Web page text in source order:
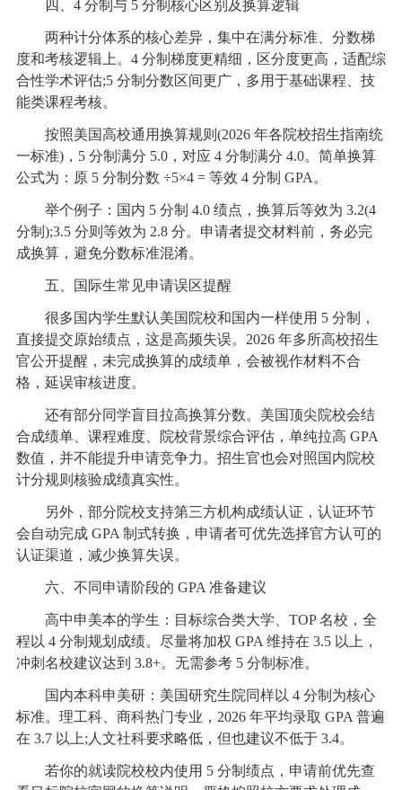
四、4 分制与 5 分制核心区别及换算逻辑
两种计分体系的核心差异，集中在满分标准、分数梯
度和考核逻辑上。4 分制梯度更精细，区分度更高，适配综
合性学术评估;5 分制分数区间更广，多用于基础课程、技
能类课程考核。
按照美国高校通用换算规则(2026 年各院校招生指南统
一标准)，5 分制满分 5.0，对应 4 分制满分 4.0。简单换算
公式为：原 5 分制分数 ÷5×4 = 等效 4 分制 GPA。
举个例子：国内 5 分制 4.0 绩点，换算后等效为 3.2(4
分制);3.5 分则等效为 2.8 分。申请者提交材料前，务必完
成换算，避免分数标准混淆。
五、国际生常见申请误区提醒
很多国内学生默认美国院校和国内一样使用 5 分制，
直接提交原始绩点，这是高频失误。2026 年多所高校招生
官公开提醒，未完成换算的成绩单，会被视作材料不合
格，延误审核进度。
还有部分同学盲目拉高换算分数。美国顶尖院校会结
合成绩单、课程难度、院校背景综合评估，单纯拉高 GPA
数值，并不能提升申请竞争力。招生官也会对照国内院校
计分规则核验成绩真实性。
另外，部分院校支持第三方机构成绩认证，认证环节
会自动完成 GPA 制式转换，申请者可优先选择官方认可的
认证渠道，减少换算失误。
六、不同申请阶段的 GPA 准备建议
高中申美本的学生：目标综合类大学、TOP 名校，全
程以 4 分制规划成绩。尽量将加权 GPA 维持在 3.5 以上，
冲刺名校建议达到 3.8+。无需参考 5 分制标准。
国内本科申美研：美国研究生院同样以 4 分制为核心
标准。理工科、商科热门专业，2026 年平均录取 GPA 普遍
在 3.7 以上;人文社科要求略低，但也建议不低于 3.4。
若你的就读院校校内使用 5 分制绩点，申请前优先查